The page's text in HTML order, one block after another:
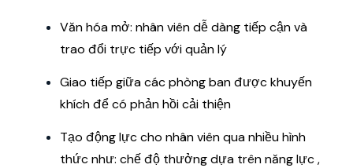
Văn hóa mở: nhân viên dễ dàng tiếp cận và
trao đổi trực tiếp với quản lý
Giao tiếp giữa các phòng ban được khuyến
khích để có phản hồi cải thiện
Tạo động lực cho nhân viên qua nhiều hình
thức như: chế độ thưởng dựa trên năng lực ,